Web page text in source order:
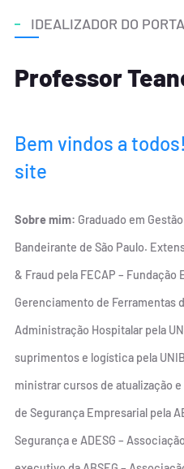
IDEALIZADOR DO
Professor
Bem vindos a
site
Sobre mim: Graduado em
Bandeirante de São Paulo.
& Fraud pela FECAP –
Gerenciamento de Ferramentas
Administração Hospitalar pela
suprimentos e logística pela
ministrar cursos de atualização
de Segurança Empresarial pela
Segurança e ADESG –